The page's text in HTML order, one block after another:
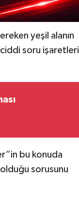
yeşil alanın
ciddi soru işaretleri
bu konuda
sorusunu